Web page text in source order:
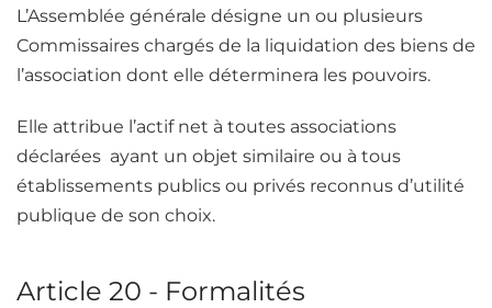
L’Assemblée générale désigne un ou plusieurs
Commissaires chargés de la liquidation des biens de
l’association dont elle déterminera les pouvoirs.
Elle attribue l’actif net à toutes associations
déclarées ayant un objet similaire ou à tous
établissements publics ou privés reconnus d’utilité
publique de son choix.
Article 20 - Formalités